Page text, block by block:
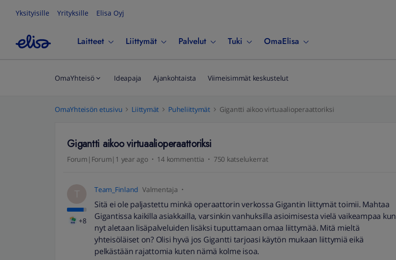
Yksityisille Yrityksille Elisa Oyj
Laitteet Liittymät Palvelut Tuki OmaElisa
OmaYhteisö Ideapaja Ajankohtaista Viimeisimmät keskustelut
OmaYhteisön etusivu Liittymät Puheliittymät Gigantti aikoo virtuaalioperaattoriksi
Gigantti aikoo virtuaalioperaattoriksi
Forum|Forum|1 year ago 14 kommenttia 750 katselukerrat
T
+8
Team_Finland Valmentaja
Sitä ei ole paljastettu minkä operaattorin verkossa Gigantin liittymät toimii. Mahtaa
Gigantissa kaikilla asiakkailla, varsinkin vanhuksilla asioimisesta vielä vaikeampaa kun
nyt aletaan lisäpalveluiden lisäksi tuputtamaan omaa liittymää. Mitä mieltä
yhteisöläiset on? Olisi hyvä jos Gigantti tarjoasi käytön mukaan liittymiä eikä
pelkästään rajattomia kuten nämä kolme isoa.